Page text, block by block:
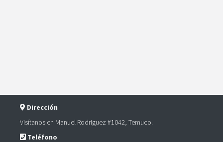
Dirección
Visítanos en Manuel Rodriguez #1042, Temuco.
Teléfono